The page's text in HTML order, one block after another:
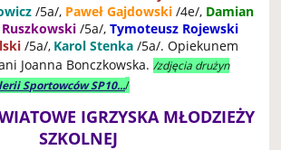
/5a/, Paweł Gajdowski /4e/, Damian
/5a/,Tymoteusz Rojewski
/5a/, Karol Stenka /5a/. Opiekunem
Joanna Bonczkowska. /zdjęcia drużyn
Sportowców SP10.../
IGRZYSKA MŁODZIEŻY
SZKOLNEJ